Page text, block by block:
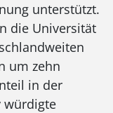
unterstützt.
die Universität
um zehn
in der
würdigte